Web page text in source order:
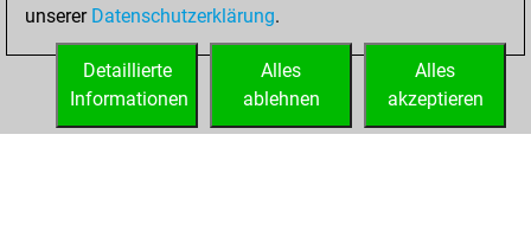
You learned 1
positions
MyMoves
unserer Datenschutzerklärung.
Alles
akzeptieren
Alles
ablehnen
Detaillierte
Informationen